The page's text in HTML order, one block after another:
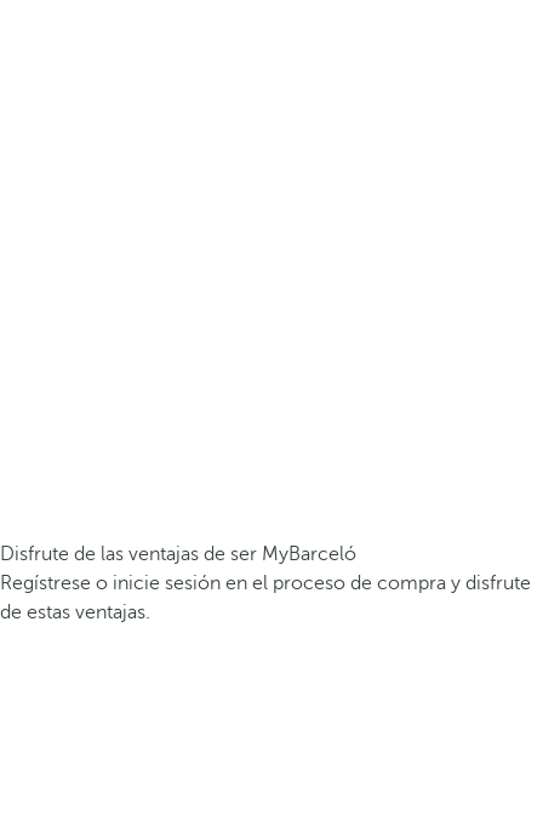
Disfrute de las ventajas de ser MyBarceló
Regístrese o inicie sesión en el proceso de compra y disfrute
de estas ventajas.